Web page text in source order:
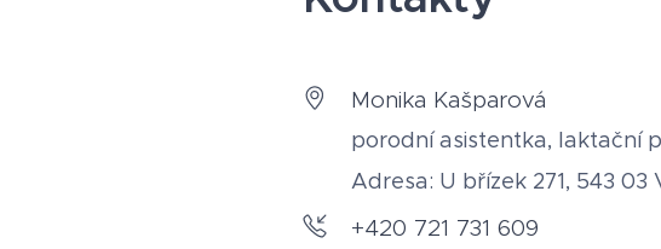
Monika Kašparová
porodní asistentka, laktační
Adresa: U břízek 271, 543 03
+420 721 731 609